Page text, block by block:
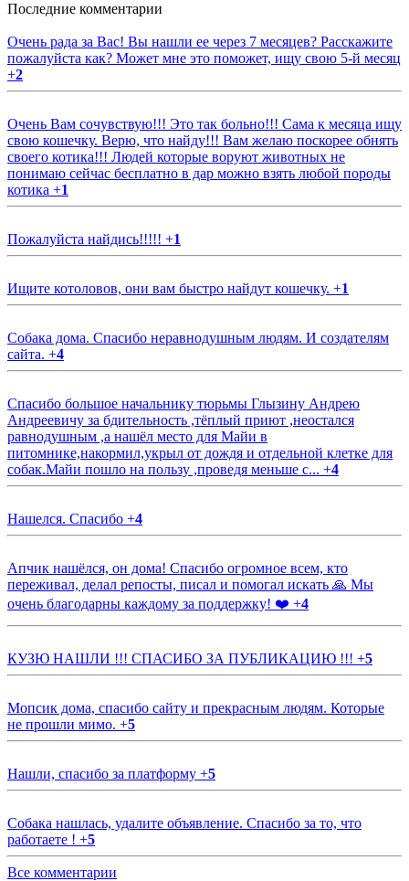
Последние комментарии
Очень рада за Вас! Вы нашли ее через 7 месяцев? Расскажите
пожалуйста как? Может мне это поможет, ищу свою 5-й месяц
+2
Очень Вам сочувствую!!! Это так больно!!! Сама к месяца ищу
свою кошечку. Верю, что найду!!! Вам желаю поскорее обнять
своего котика!!! Людей которые воруют животных не
понимаю сейчас бесплатно в дар можно взять любой породы
котика +1
Пожалуйста найдись!!!!! +1
Ищите котоловов, они вам быстро найдут кошечку. +1
Собака дома. Спасибо неравнодушным людям. И создателям
сайта. +4
Спасибо большое начальнику тюрьмы Глызину Андрею
Андреевичу за бдительность ,тёплый приют ,неостался
равнодушным ,а нашёл место для Майи в
питомнике,накормил,укрыл от дождя и отдельной клетке для
собак.Майи пошло на пользу ,проведя меньше с... +4
Нашелся. Спасибо +4
Апчик нашёлся, он дома! Спасибо огромное всем, кто
переживал, делал репосты, писал и помогал искать 🙏 Мы
очень благодарны каждому за поддержку! ❤️ +4
КУЗЮ НАШЛИ !!! СПАСИБО ЗА ПУБЛИКАЦИЮ !!! +5
Мопсик дома, спасибо сайту и прекрасным людям. Которые
не прошли мимо. +5
Нашли, спасибо за платформу +5
Собака нашлась, удалите объявление. Спасибо за то, что
работаете ! +5
Все комментарии